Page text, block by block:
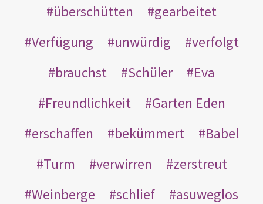
überschütten
gearbeitet
Verfügung
unwürdig
verfolgt
brauchst
Schüler
Eva
Freundlichkeit
Garten Eden
erschaffen
bekümmert
Babel
Turm
verwirren
zerstreut
Weinberge
schlief
asuweglos